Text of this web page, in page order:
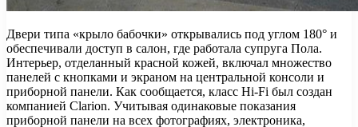
Двери типа «крыло бабочки» открывались под углом 180° и
обеспечивали доступ в салон, где работала супруга Пола.
Интерьер, отделанный красной кожей, включал множество
панелей с кнопками и экраном на центральной консоли и
приборной панели. Как сообщается, класс Hi-Fi был создан
компанией Clarion. Учитывая одинаковые показания
приборной панели на всех фотографиях, электроника,